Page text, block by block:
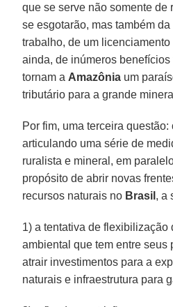
que se serve não somente de
se esgotarão, mas também
trabalho, de um
ainda, de inúmeros
tornam a Amazônia um
tributário para a grande
Por fim, uma terceira
articulando uma série de
ruralista e mineral, em
propósito de abrir novas
recursos naturais no Brasil , a
1) a tentativa de flexibilização
ambiental que tem entre seus
atrair investimentos para a
naturais e infraestrutura para